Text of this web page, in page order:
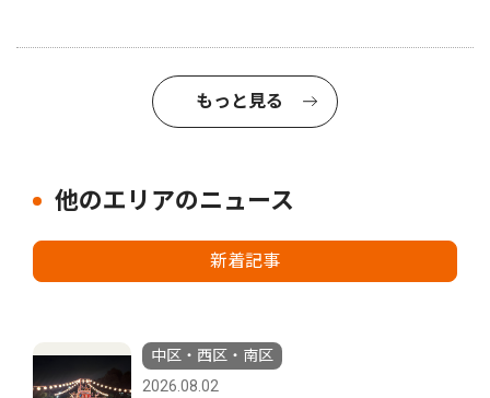
もっと見る
他のエリアのニュース
新着記事
中区・西区・南区
2026.08.02